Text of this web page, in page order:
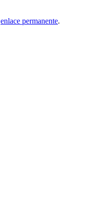
enlace permanente.